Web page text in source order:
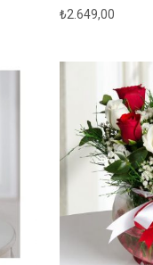
₺2.649,00